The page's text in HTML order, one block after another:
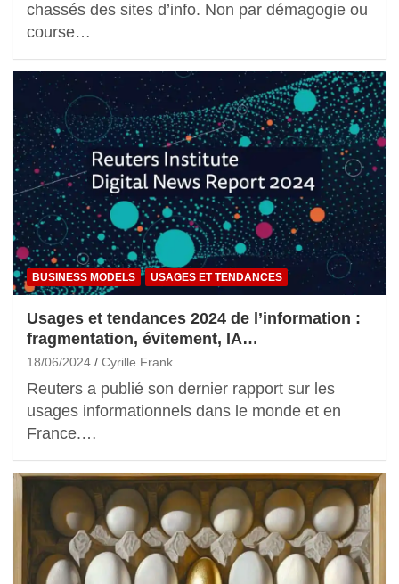
chassés des sites d’info. Non par démagogie ou
course…
BUSINESS MODELS USAGES ET TENDANCES
Usages et tendances 2024 de l’information :
fragmentation, évitement, IA…
18/06/2024 Cyrille Frank
Reuters a publié son dernier rapport sur les
usages informationnels dans le monde et en
France.…